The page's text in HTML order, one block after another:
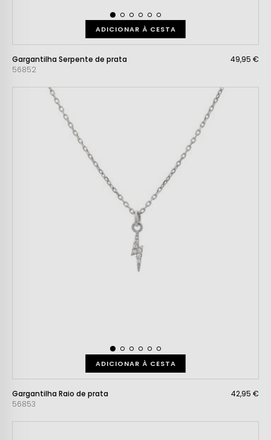
ADICIONAR À CESTA
Gargantilha Serpente de prata
56852
49,95 €
ADICIONAR À CESTA
Gargantilha Raio de prata
56853
42,95 €